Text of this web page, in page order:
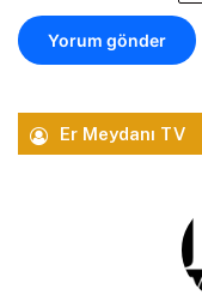
Er Meydanı TV